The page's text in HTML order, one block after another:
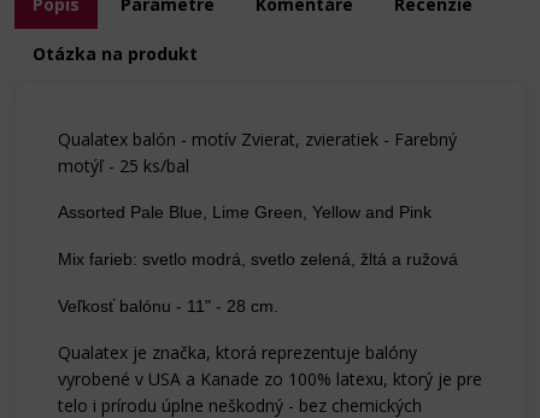
Otázka na produkt
Qualatex balón - motív Zvierat, zvieratiek - Farebný
motýľ - 25 ks/bal
Assorted Pale Blue, Lime Green, Yellow and Pink
Mix farieb: svetlo modrá, svetlo zelená, žltá a ružová
Veľkosť balónu - 11" - 28 cm.
Qualatex je značka, ktorá reprezentuje balóny
vyrobené v USA a Kanade zo 100% latexu, ktorý je pre
telo i prírodu úplne neškodný - bez chemických